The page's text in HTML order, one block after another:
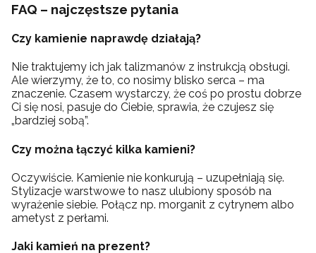
FAQ – najczęstsze pytania
Czy kamienie naprawdę działają?
Nie traktujemy ich jak talizmanów z instrukcją obsługi.
Ale wierzymy, że to, co nosimy blisko serca – ma
znaczenie. Czasem wystarczy, że coś po prostu dobrze
Ci się nosi, pasuje do Ciebie, sprawia, że czujesz się
„bardziej sobą”.
Czy można łączyć kilka kamieni?
Oczywiście. Kamienie nie konkurują – uzupełniają się.
Stylizacje warstwowe to nasz ulubiony sposób na
wyrażenie siebie. Połącz np. morganit z cytrynem albo
ametyst z perłami.
Jaki kamień na prezent?